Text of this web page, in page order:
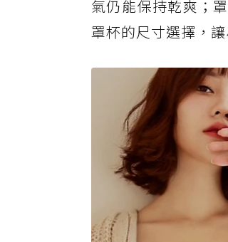
氣仍能保持乾爽；
罩杯的尺寸選擇，